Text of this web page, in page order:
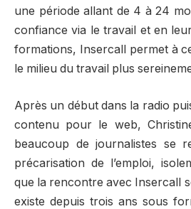
une période allant de 4 à 24
confiance via le travail et en
formations, Insercall permet à
le milieu du travail plus
Après un début dans la radio
contenu pour le web,
beaucoup de journalistes se
précarisation de l’emploi,
que la rencontre avec Insercall
existe depuis trois ans sous